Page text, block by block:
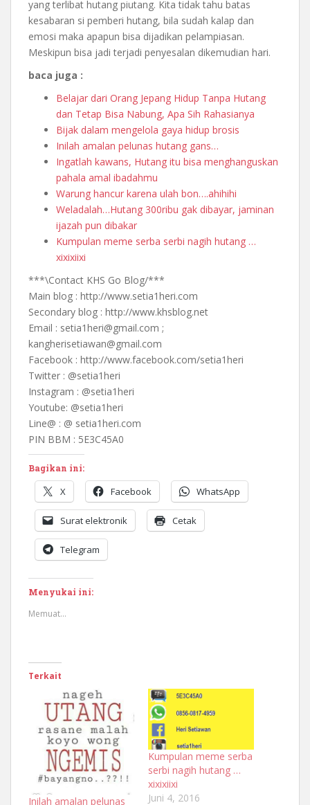
yang terlibat hutang piutang. Kita tidak tahu batas
kesabaran si pemberi hutang, bila sudah kalap dan
emosi maka apapun bisa dijadikan pelampiasan.
Meskipun bisa jadi terjadi penyesalan dikemudian hari.
baca juga :
Belajar dari Orang Jepang Hidup Tanpa Hutang
dan Tetap Bisa Nabung, Apa Sih Rahasianya
Bijak dalam mengelola gaya hidup brosis
Inilah amalan pelunas hutang gans…
Ingatlah kawans, Hutang itu bisa menghanguskan
pahala amal ibadahmu
Warung hancur karena ulah bon….ahihihi
​Weladalah…Hutang 300ribu gak dibayar, jaminan
ijazah pun dibakar
Kumpulan meme serba serbi nagih hutang …
xixixiixi
***\Contact KHS Go Blog/***
Main blog : http://www.setia1heri.com
Secondary blog : http://www.khsblog.net
Email : setia1heri@gmail.com ;
kangherisetiawan@gmail.com
Facebook : http://www.facebook.com/setia1heri
Twitter : @setia1heri
Instagram : @setia1heri
Youtube: @setia1heri
Line@ : @ setia1heri.com
PIN BBM : 5E3C45A0
Bagikan ini:
X Facebook WhatsApp
Surat elektronik Cetak
Telegram
Menyukai ini:
Memuat...
Terkait
Inilah amalan pelunas
Kumpulan meme serba
serbi nagih hutang …
xixixiixi
Juni 4, 2016